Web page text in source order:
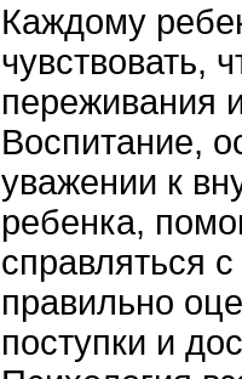
Каждому
чувствовать,
переживания
Воспитание,
уважении к
ребенка,
справляться
правильно
поступки и